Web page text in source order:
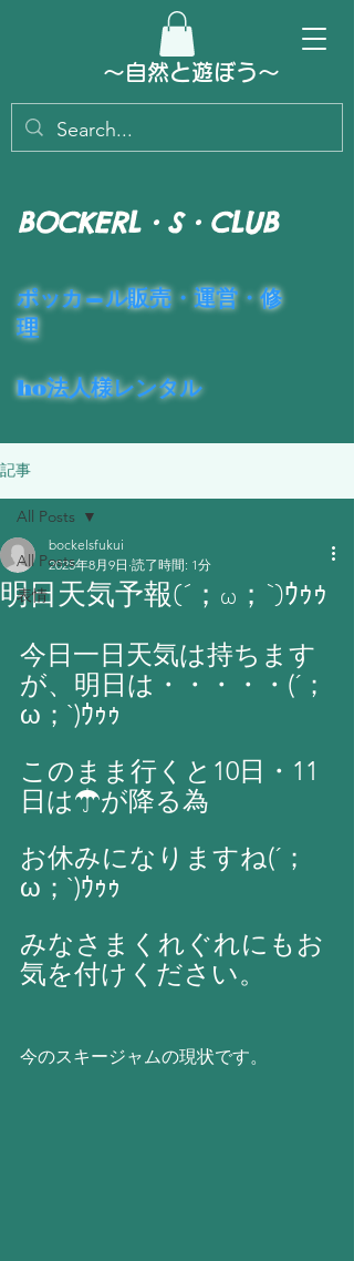
～​自然と遊ぼう～
​ポッカ―ル販売・運営・修
理
ho法人様レンタル
BOCKERL・S・CLUB
記事
All Posts
表情
All Posts
明日天気予報(´；ω；`)ｳｩｩ
bockelsfukui
2025年8月9日 読了時間: 1分
今日一日天気は持ちます
が、明日は・・・・・(´；
ω；`)ｳｩｩ
このまま行くと10日・11
日は☂が降る為
お休みになりますね(´；
ω；`)ｳｩｩ
みなさまくれぐれにもお
気を付けください。
今のスキージャムの現状です。